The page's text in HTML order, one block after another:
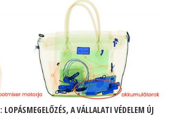
LOPÁSMEGELŐZÉS, A VÁLLALATI VÉDELEM ÚJ